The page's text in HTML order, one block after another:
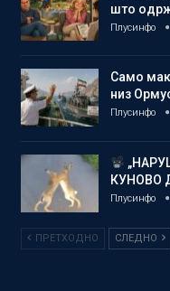
што
Плусинфо
Само
низ
Плусинфо
КУНОВО
Плусинфо
ПРЕТХОДНО СЛЕДНО